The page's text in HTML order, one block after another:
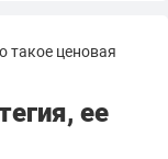
такое ценовая
ее